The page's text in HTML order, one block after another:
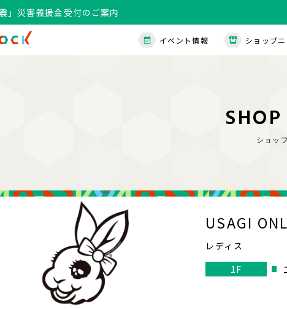
」災害義援金受付のご案内
イベント情報 ショップニ
SHOP
ショッ
USAGI
レディス
1F